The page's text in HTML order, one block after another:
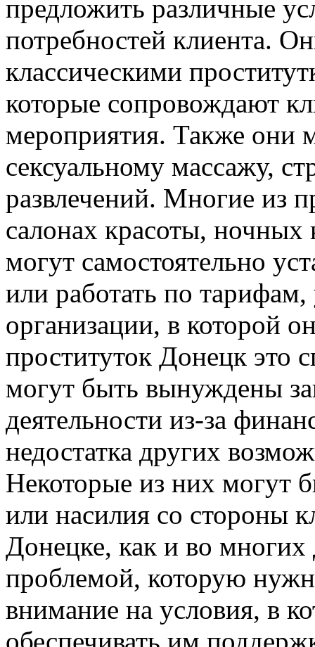
предложить различные
потребностей клиента.
классическими
которые сопровождают
мероприятия. Также они
сексуальному массажу,
развлечений. Многие из
салонах красоты,
могут самостоятельно
или работать по
организации, в которой
проституток Донецк это
могут быть вынуждены
деятельности из-за
недостатка других
Некоторые из них могут
или насилия со стороны
Донецке, как и во многих
проблемой, которую
внимание на условия, в
обеспечивать им